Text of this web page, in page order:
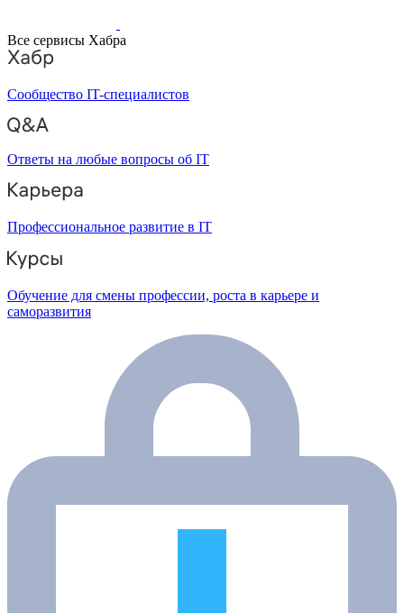
Все сервисы Хабра
Сообщество IT-специалистов
Ответы на любые вопросы об IT
Профессиональное развитие в IT
Обучение для смены профессии, роста в карьере и
саморазвития